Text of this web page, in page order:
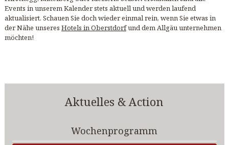
Events in unserem Kalender stets aktuell und werden laufend
aktualisiert. Schauen Sie doch wieder einmal rein, wenn Sie etwas in
der Nähe unseres Hotels in Oberstdorfund dem Allgäu unternehmen
möchten!
Aktuelles & Action
Wochenprogramm